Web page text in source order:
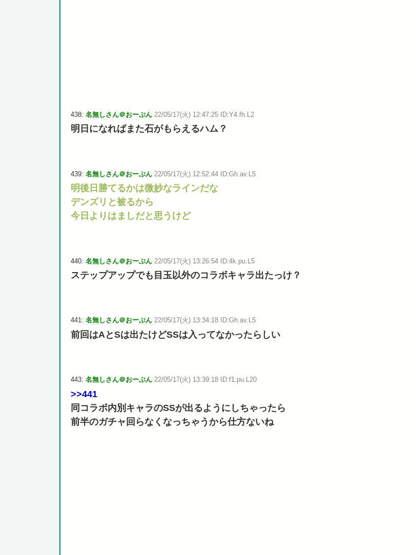
438: 名無しさん＠おーぷん 22/05/17(火) 12:47:25 ID:Y4.fh.L2
明日になればまた石がもらえるハム？
439: 名無しさん＠おーぷん 22/05/17(火) 12:52:44 ID:Gh.av.L5
明後日勝てるかは微妙なラインだな
デンズリと被るから
今日よりはましだと思うけど
440: 名無しさん＠おーぷん 22/05/17(火) 13:26:54 ID:4k.pu.L5
ステップアップでも目玉以外のコラボキャラ出たっけ？
441: 名無しさん＠おーぷん 22/05/17(火) 13:34:18 ID:Gh.av.L5
前回はAとSは出たけどSSは入ってなかったらしい
443: 名無しさん＠おーぷん 22/05/17(火) 13:39:18 ID:f1.pu.L20
>>441
同コラボ内別キャラのSSが出るようにしちゃったら
前半のガチャ回らなくなっちゃうから仕方ないね